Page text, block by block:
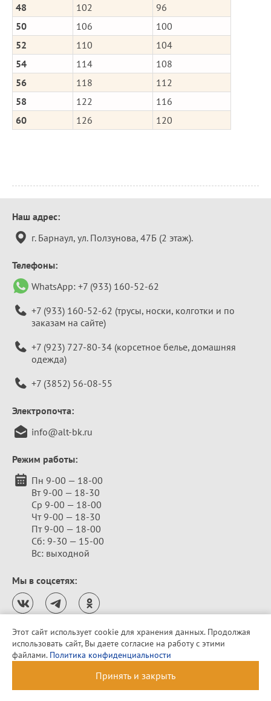
48
102
96
50
106
100
52
110
104
54
114
108
56
118
112
58
122
116
60
126 120
Контактная
информация
Наш адрес:
г. Барнаул, ул. Ползунова, 47Б (2 этаж).
Телефоны:
WhatsApp: +7 (933) 160-52-62
+7 (933) 160-52-62 (трусы, носки, колготки и по
заказам на сайте)
+7 (923) 727-80-34 (корсетное белье, домашняя
одежда)
+7 (3852) 56-08-55
Электропочта:
info@alt-bk.ru
Режим работы:
Пн 9-00 — 18-00
Вт 9-00 — 18-30
Ср 9-00 — 18-00
Чт 9-00 — 18-30
Пт 9-00 — 18-00
Сб: 9-30 — 15-00
Вс: выходной
Мы в соцсетях:
Политика конфиденциальности
© 2010–2026 «Алтайская бельевая компания»
Этот сайт использует cookie для хранения данных. Продолжая
использовать сайт, Вы даете согласие на работу с этими
файлами. Политика конфиденциальности
Принять и закрыть